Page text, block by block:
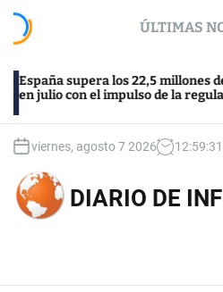
c
ÚLTIMAS
supera los 22,5 millones de
con el impulso de la
viernes, agosto 7 2026 12:59:32
DIARIO DE